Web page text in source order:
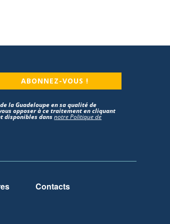
ABONNEZ-VOUS !
la Guadeloupe en sa qualité de
opposer à ce traitement en cliquant
disponibles dansnotre Politique de
Contacts